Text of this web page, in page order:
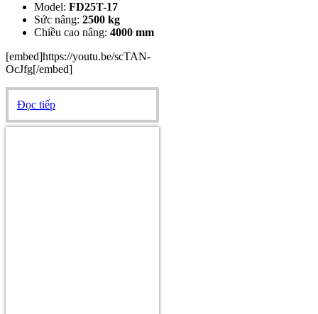
Model: FD25T-17
Sức nâng: 2500 kg
Chiều cao nâng: 4000 mm
[embed]https://youtu.be/scTAN-
OcJfg[/embed]
Đọc tiếp